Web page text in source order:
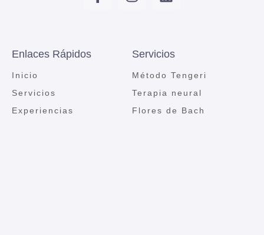
Enlaces Rápidos
Inicio
Servicios
Experiencias
Servicios
Método Tengeri
Terapia neural
Flores de Bach